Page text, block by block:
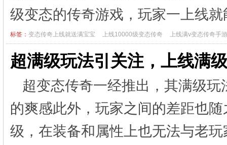
级变态的传奇游戏，玩家一上线
标签： 变态传奇上线就送满宝宝 上线10000级变态传奇 上线满v变态传奇手游
超满级玩法引关注，上线满
超变态传奇一经推出，其满级
的爽感此外，玩家之间的差距也
级，在装备和属性上也无法与老